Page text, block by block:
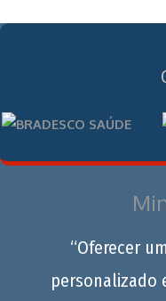
“Oferecer
personalizado